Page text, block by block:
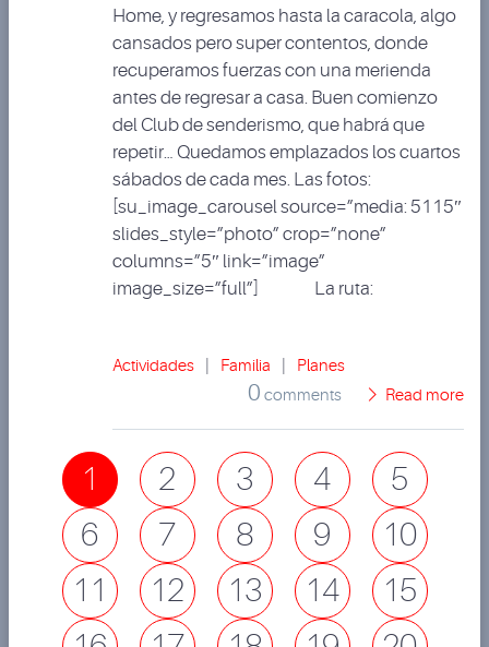
Home, y regresamos hasta la caracola, algo
cansados pero super contentos, donde
recuperamos fuerzas con una merienda
antes de regresar a casa. Buen comienzo
del Club de senderismo, que habrá que
repetir… Quedamos emplazados los cuartos
sábados de cada mes. Las fotos:
[su_image_carousel source=”media: 5115″
slides_style=”photo” crop=”none”
columns=”5″ link=”image”
image_size=”full”] La ruta:
Actividades Familia Planes
0 comments Read more
1 2 3 4
5
6
7 8 9
10
11
12 13 14
15